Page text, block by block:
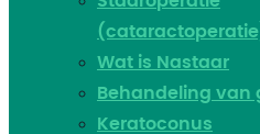
Wat is Nastaar
Behandeling van
Keratoconus​